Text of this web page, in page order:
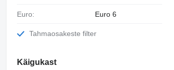
Euro: Euro 6
Tahmaosakeste filter
Käigukast